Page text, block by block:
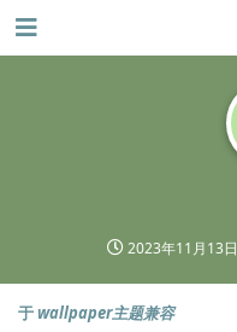
2023年11月13日
于wallpaper主题兼容